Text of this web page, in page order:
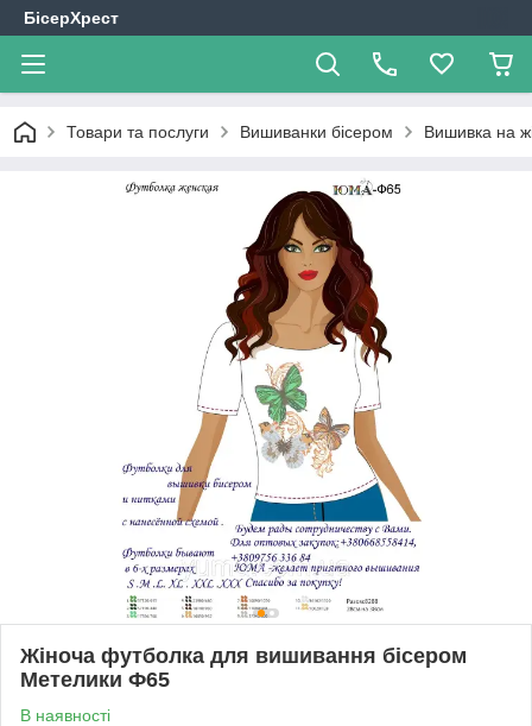
БісерХрест
Товари та послуги Вишиванки бісером Вишивка на
Жіноча футболка для вишивання бісером
Метелики Ф65
В наявності